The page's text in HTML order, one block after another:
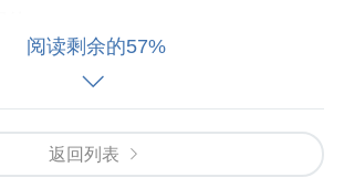
全国大学英语四、六级考试是全国
纪作弊行为将按照《国家教育考试
（教育部令第33号）及《普通高等
定》（教育部令第41号）等相关规
阅读剩余的57%
返回列表